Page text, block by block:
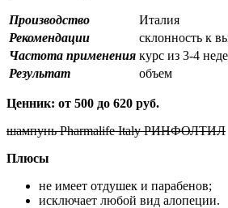
Производство
Италия
Рекомендации
склонность к
Частота применения курс из 3-4
Результат
объем
Ценник: от 500 до 620 руб.
шампунь Pharmalife Italy РИНФОЛТИЛ
Плюсы
не имеет отдушек и парабенов;
исключает любой вид алопеции.